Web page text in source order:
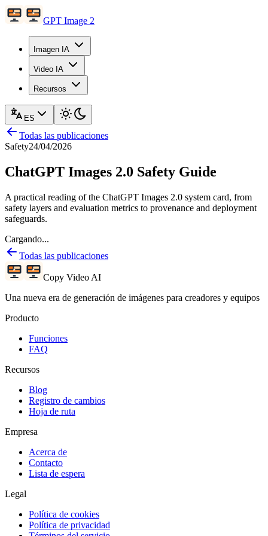
GPT Image 2
Imagen IA
Video IA
Recursos
ES
Todas las publicaciones
Safety24/04/2026
ChatGPT Images 2.0 Safety Guide
A practical reading of the ChatGPT Images 2.0 system card, from
safety layers and evaluation metrics to provenance and deployment
safeguards.
Cargando...
Todas las publicaciones
Copy Video AI
Una nueva era de generación de imágenes para creadores y equipos
Producto
Funciones
FAQ
Recursos
Blog
Registro de cambios
Hoja de ruta
Empresa
Acerca de
Contacto
Lista de espera
Legal
Política de cookies
Política de privacidad